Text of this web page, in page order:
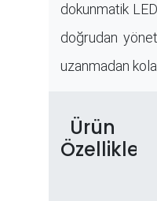
dokunmatik
doğrudan
uzanmadan
Ürün
Özellikleri